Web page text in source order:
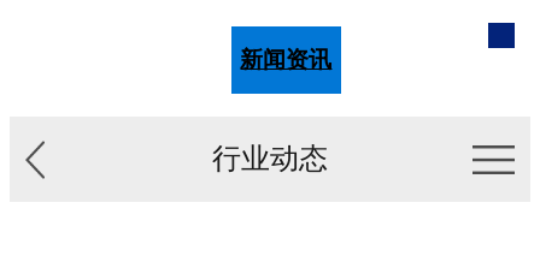
新闻资讯
行业动态